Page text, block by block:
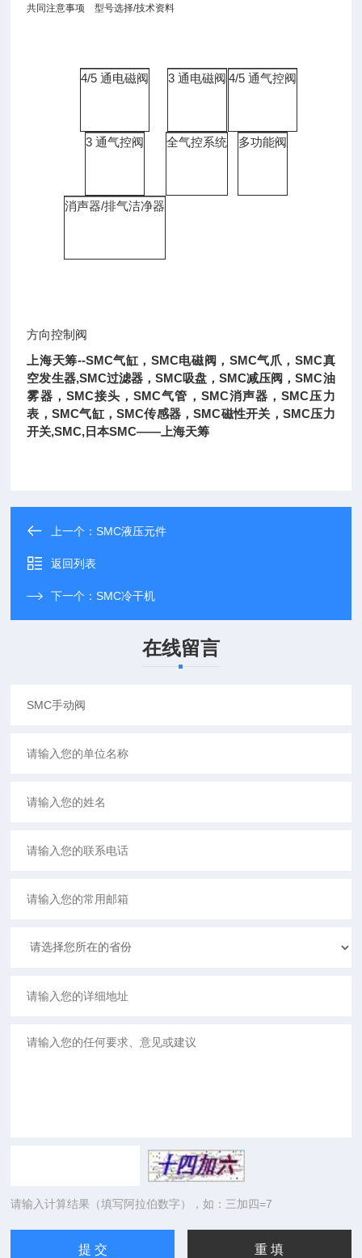
共同注意事项 型号选择/技术资料
4/5 通电磁阀 3 通电磁阀 4/5 通气控阀
3 通气控阀 全气控系统 多功能阀
消声器/排气洁净器
方向控制阀
上海天筹--SMC气缸，SMC电磁阀，SMC气爪，SMC真
空发生器,SMC过滤器，SMC吸盘，SMC减压阀，SMC油
雾器，SMC接头，SMC气管，SMC消声器，SMC压力
表，SMC气缸，SMC传感器，SMC磁性开关，SMC压力
开关,SMC,日本SMC——上海天筹
上一个：SMC液压元件
返回列表
下一个：SMC冷干机
在线留言
请输入计算结果（填写阿拉伯数字），如：三加四=7